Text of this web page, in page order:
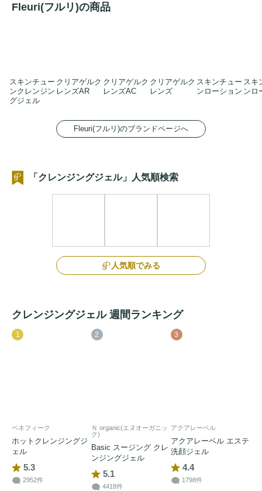
Fleuri(フルリ)の商品
スキンチュー
ンクレンジン
グジェル
クリアゲルク
レンズAR
クリアゲルク
レンズAC
クリアゲルク
レンズ
スキンチュー
ンローション
スキ
ンロ
Fleuri(フルリ)のブランドページへ
「クレンジングジェル」人気順検索
人気順でみる
クレンジングジェル 週間ランキング
1
ベネフィーク
ホットクレンジングジ
ェル
5.3
2952件
2
Ｎ organic(エヌオーガニッ
ク)
Basic スージング クレ
ンジングジェル
5.1
4418件
3
アクアレーベル
アクアレーベル エステ
洗顔ジェル
4.4
1798件